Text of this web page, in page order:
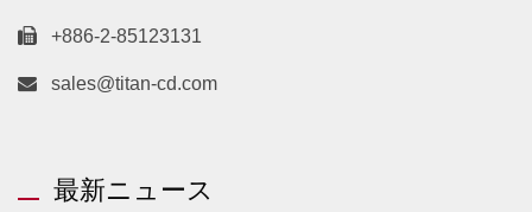
+886-2-85123131
sales@titan-cd.com
最新ニュース